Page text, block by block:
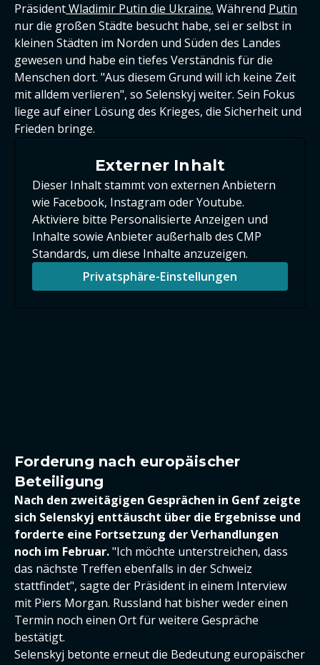
PräsidentWladimir Putin die Ukraine. Während Putin
nur die großen Städte besucht habe, sei er selbst in
kleinen Städten im Norden und Süden des Landes
gewesen und habe ein tiefes Verständnis für die
Menschen dort. "Aus diesem Grund will ich keine Zeit
mit alldem verlieren", so Selenskyj weiter. Sein Fokus
liege auf einer Lösung des Krieges, die Sicherheit und
Frieden bringe.
Externer Inhalt
Dieser Inhalt stammt von externen Anbietern
wie Facebook, Instagram oder Youtube.
Aktiviere bitte Personalisierte Anzeigen und
Inhalte sowie Anbieter außerhalb des CMP
Standards, um diese Inhalte anzuzeigen.
Privatsphäre-Einstellungen
Forderung nach europäischer
Beteiligung
Nach den zweitägigen Gesprächen in Genf zeigte
sich Selenskyj enttäuscht über die Ergebnisse und
forderte eine Fortsetzung der Verhandlungen
noch im Februar."Ich möchte unterstreichen, dass
das nächste Treffen ebenfalls in der Schweiz
stattfindet", sagte der Präsident in einem Interview
mit Piers Morgan. Russland hat bisher weder einen
Termin noch einen Ort für weitere Gespräche
bestätigt.
Selenskyj betonte erneut die Bedeutung europäischer